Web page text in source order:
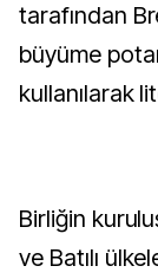
tarafından
büyüme
kullanılarak
Birliğin
ve Batılı